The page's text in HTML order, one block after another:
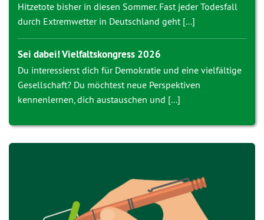
Hitzetote bisher in diesen Sommer. Fast jeder Todesfall
durch Extremwetter in Deutschland geht [...]
Sei dabei! Vielfaltskongress 2026
Du interessierst dich für Demokratie und eine vielfältige
Gesellschaft? Du möchtest neue Perspektiven
kennenlernen, dich austauschen und [...]